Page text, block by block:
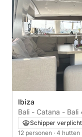
Ibiza
Bali - Catana -
Schipper verplicht
12 personen · 4 hutten